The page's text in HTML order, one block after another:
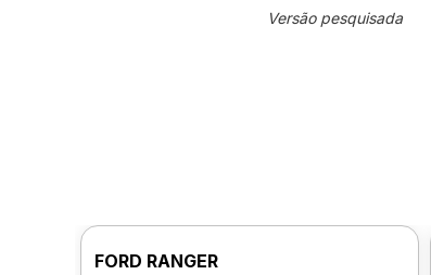
Versão pesquisada
FORD RANGER